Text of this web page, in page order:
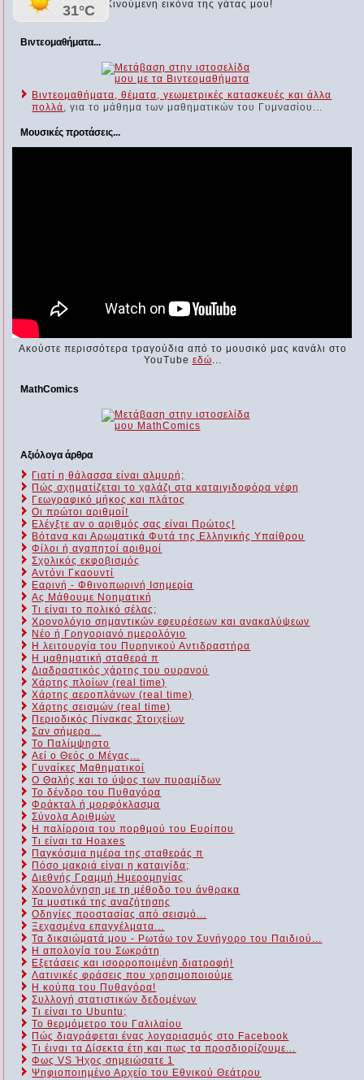
Βιντεομαθήματα...
Βιντεομαθήματα, θέματα, γεωμετρικές κατασκευές και άλλα
πολλά, για το μάθημα των μαθηματικών του Γυμνασίου...
Μουσικές προτάσεις...
Ακούστε περισσότερα τραγούδια από το μουσικό μας κανάλι στο
YouTube εδώ...
MathComics
Αξιόλογα άρθρα
Γιατί η θάλασσα είναι αλμυρή;
Πώς σχηματίζεται το χαλάζι στα καταιγιδοφόρα νέφη
Γεωγραφικό μήκος και πλάτος
Οι πρώτοι αριθμοί!
Ελέγξτε αν ο αριθμός σας είναι Πρώτος!
Βότανα και Αρωματικά Φυτά της Ελληνικής Υπαίθρου
Φίλοι ή αγαπητοί αριθμοί
Σχολικός εκφοβισμός
Αντόνι Γκαουντί
Εαρινή - Φθινοπωρινή Ισημερία
Ας Μάθουμε Νοηματική
Τι είναι το πολικό σέλας;
Χρονολόγιο σημαντικών εφευρέσεων και ανακαλύψεων
Νέο ή Γρηγοριανό ημερολόγιο
Η λειτουργία του Πυρηνικού Αντιδραστήρα
Η μαθηματική σταθερά π
Διαδραστικός χάρτης του ουρανού
Χάρτης πλοίων (real time)
Χάρτης αεροπλάνων (real time)
Χάρτης σεισμών (real time)
Περιοδικός Πίνακας Στοιχείων
Σαν σήμερα...
Το Παλίμψηστο
Αεί ο Θεός ο Μέγας...
Γυναίκες Μαθηματικοί
Ο Θαλής και το ύψος των πυραμίδων
Το δένδρο του Πυθαγόρα
Φράκταλ ή μορφόκλασμα
Σύνολα Αριθμών
Η παλίρροια του πορθμού του Ευρίπου
Τι είναι τα Hoaxes
Παγκόσμια ημέρα της σταθεράς π
Πόσο μακριά είναι η καταιγίδα;
Διεθνής Γραμμή Ημερομηνίας
Χρονολόγηση με τη μέθοδο του άνθρακα
Τα μυστικά της αναζήτησης
Οδηγίες προστασίας από σεισμό...
Ξεχασμένα επαγγέλματα...
Τα δικαιώματά μου - Ρωτάω τον Συνήγορο του Παιδιού...
Η απολογία του Σωκράτη
Εξετάσεις και ισορροποιμένη διατροφή!
Λατινικές φράσεις που χρησιμοποιούμε
Η κούπα του Πυθαγόρα!
Συλλογή στατιστικών δεδομένων
Τι είναι το Ubuntu;
Το θερμόμετρο του Γαλιλαίου
Πώς διαγράφεται ένας λογαριασμός στο Facebook
Τι έιναι τα Δίσεκτα έτη και πως τα προσδιορίζουμε...
Φως VS Ήχος σημειώσατε 1
Ψηφιοποιημένο Αρχείο του Εθνικού Θεάτρου